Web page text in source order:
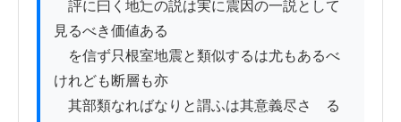
評に曰く地辷の説は実に震因の一説として
見るべき価値ある
を信ず只根室地震と類似するは尤もあるべ
けれども断層も亦
其部類なればなりと謂ふは其意義尽さゝる